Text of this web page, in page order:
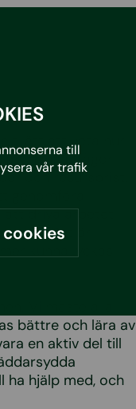
till
vår trafik
lätt att veta hur
många frågor
och resursbrist.
driva arbetet
Det är
bättre och lära av
en aktiv del till
ha hjälp med, och